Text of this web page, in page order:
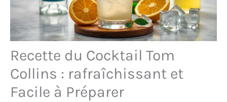
Recette du Cocktail Tom
Collins : rafraîchissant et
Facile à Préparer